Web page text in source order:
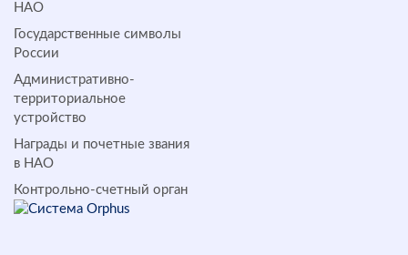
НАО
Государственные символы
России
Административно-
территориальное
устройство
Награды и почетные звания
в НАО
Контрольно-счетный орган